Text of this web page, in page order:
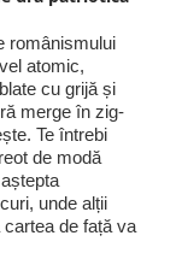
românismului
atomic,
cu grijă și
merge în zig-
Te întrebi
de modă
unde alții
de față va